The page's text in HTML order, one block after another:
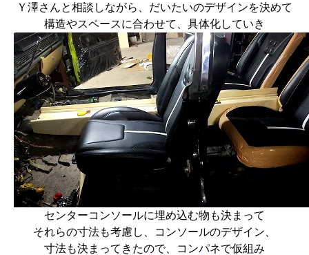
Ｙ澤さんと相談しながら、だいたいのデザインを決めて
構造やスペースに合わせて、具体化していき
センターコンソールに埋め込む物も決まって
それらの寸法も考慮し、コンソールのデザイン、
寸法も決まってきたので、コンパネで仮組み